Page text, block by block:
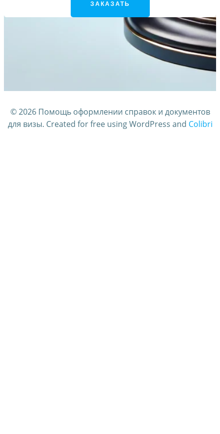
ЗАКАЗАТЬ
© 2026 Помощь оформлении справок и документов
для визы. Created for free using WordPress and Colibri